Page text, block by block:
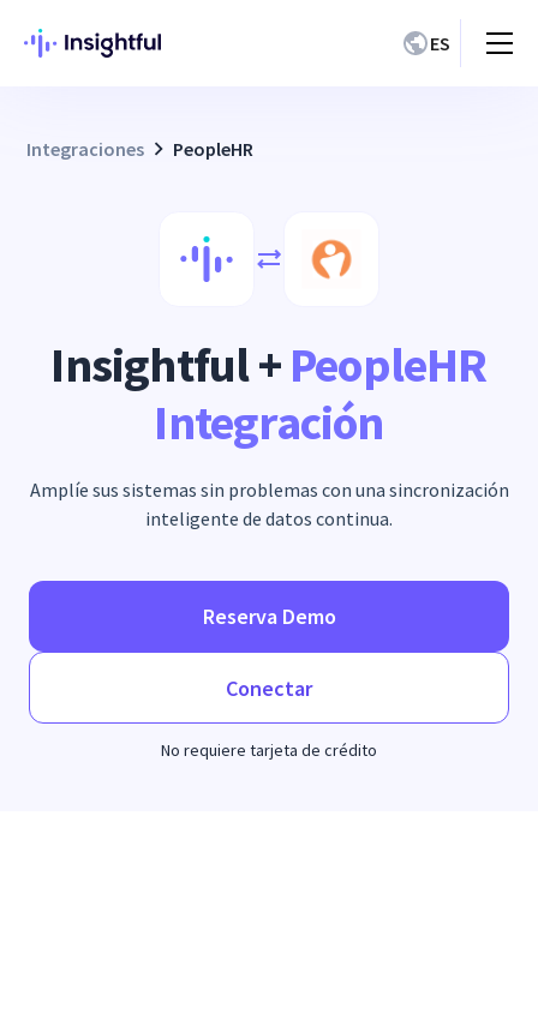
ES
Integraciones PeopleHR
Insightful +PeopleHR
Integración
Amplíe sus sistemas sin problemas con una sincronización
inteligente de datos continua.
Reserva Demo
Conectar
No requiere tarjeta de crédito